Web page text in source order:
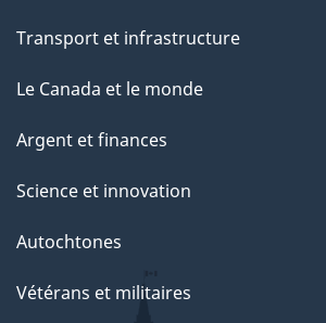
Transport et infrastructure
Le Canada et le monde
Argent et finances
Science et innovation
Autochtones
Vétérans et militaires